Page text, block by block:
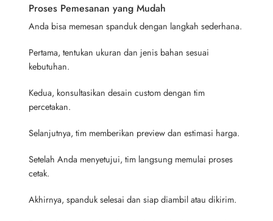
Proses Pemesanan yang Mudah
Anda bisa memesan spanduk dengan langkah sederhana.
Pertama, tentukan ukuran dan jenis bahan sesuai
kebutuhan.
Kedua, konsultasikan desain custom dengan tim
percetakan.
Selanjutnya, tim memberikan preview dan estimasi harga.
Setelah Anda menyetujui, tim langsung memulai proses
cetak.
Akhirnya, spanduk selesai dan siap diambil atau dikirim.